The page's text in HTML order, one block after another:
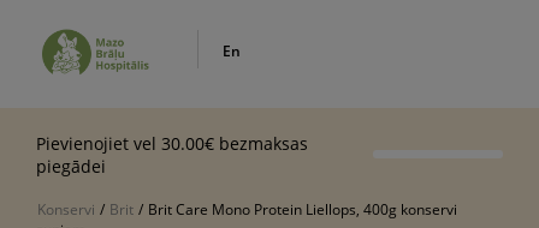
En
Pievienojiet vel 30.00€ bezmaksas
piegādei
Konservi / Brit / Brit Care Mono Protein Liellops, 400g konservi